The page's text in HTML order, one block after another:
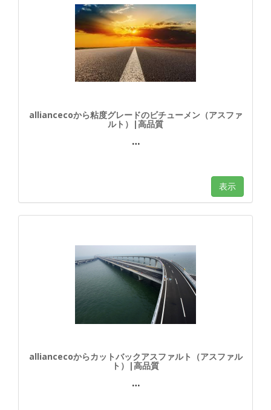
alliancecoから粘度グレードのビチューメン（アスファ
ルト）|高品質
…
表示
alliancecoからカットバックアスファルト（アスファル
ト）|高品質
…